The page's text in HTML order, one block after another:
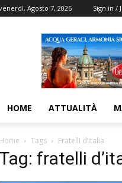
Agosto 7, 2026 Sign in /
HOME ATTUALITÀ
Home Tags Fratelli d’italia
Tag: fratelli